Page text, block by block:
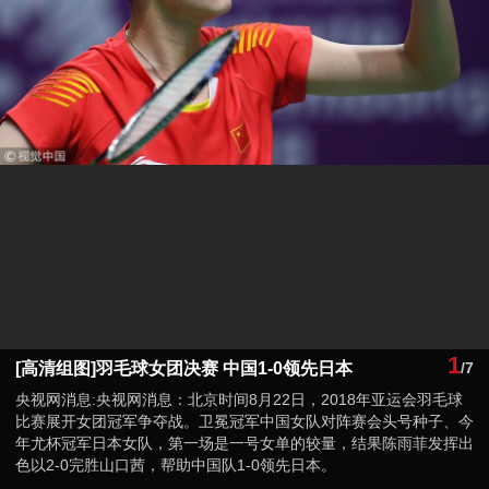
[高清组图]羽毛球女团决赛 中国1-0领先日本 1/7
央视网消息:央视网消息：北京时间8月22日，2018年亚运会羽毛球
比赛展开女团冠军争夺战。卫冕冠军中国女队对阵赛会头号种子、今
年尤杯冠军日本女队，第一场是一号女单的较量，结果陈雨菲发挥出
色以2-0完胜山口茜，帮助中国队1-0领先日本。